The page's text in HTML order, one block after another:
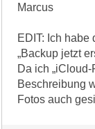
Marcus
EDIT: Ich habe
„Backup jetzt
Da ich
Beschreibung
Fotos auch